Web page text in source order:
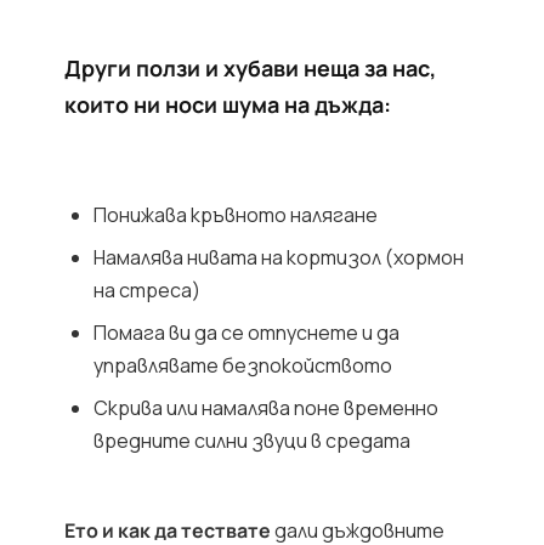
Други ползи и хубави неща за нас,
които ни носи шума на дъжда:
Понижава кръвното налягане
Намалява нивата на кортизол (хормон
на стреса)
Помага ви да се отпуснете и да
управлявате безпокойството
Скрива или намалява поне временно
вредните силни звуци в средата
Ето и как да тестватедали дъждовните